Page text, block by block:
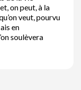
on peut, à la
veut, pourvu
en
soulèvera